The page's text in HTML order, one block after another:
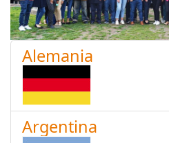
Alemania
Argentina